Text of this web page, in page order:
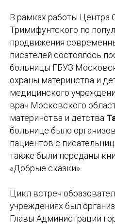
В рамках работы Центра
Тримифунтского по
продвижения
писателей состоялось
больницы ГБУЗ
охраны материнства и
медицинского
врач Московского
материнства и детства
больнице было
пациентов с
также были переданы
«Добрые сказки».
Цикл встреч
учреждениях был
Главы Администрации